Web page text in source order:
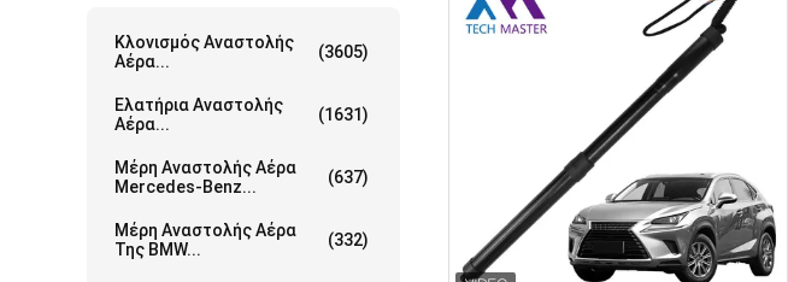
Κλονισμός Αναστολής
Αέρα...
(3605)
Ελατήρια Αναστολής
Αέρα...
(1631)
Μέρη Αναστολής Αέρα
Mercedes-Benz...
(637)
Μέρη Αναστολής Αέρα
Της BMW...
(332)